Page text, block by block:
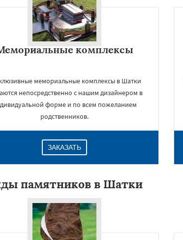
комплексы
мемориальные комплексы в Шатки
непосредственно с нашим дизайнером в
форме и по всем пожеланием
родственников.
ЗАКАЗАТЬ
памятников в Шатки